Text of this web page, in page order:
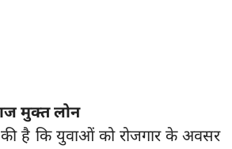
मुक्त लोन
की है कि युवाओं को रोजगार के अवसर